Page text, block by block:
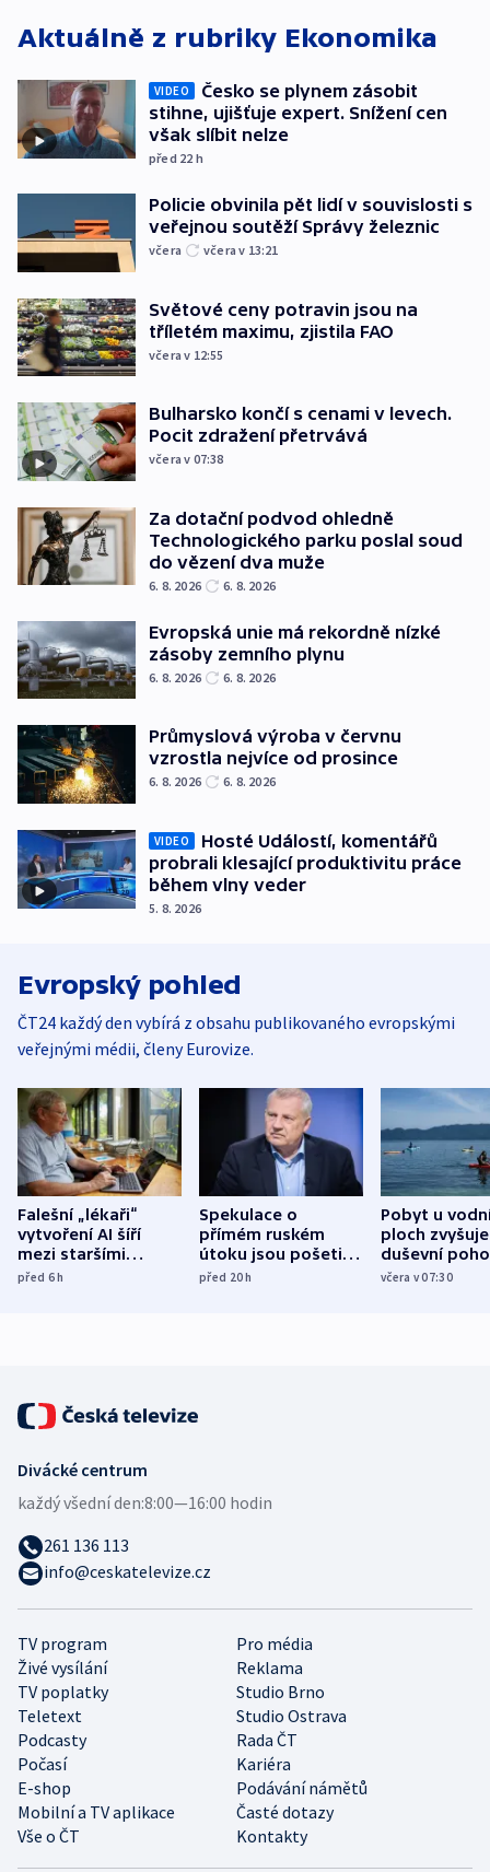
Aktuálně z rubriky Ekonomika
VIDEO
Česko se plynem zásobit
stihne, ujišťuje expert. Snížení cen
však slíbit nelze
před 22 h
Policie obvinila pět lidí v souvislosti s
veřejnou soutěží Správy železnic
včera včera v 13:21
Světové ceny potravin jsou na
tříletém maximu, zjistila FAO
včera v 12:55
Bulharsko končí s cenami v levech.
Pocit zdražení přetrvává
včera v 07:38
Za dotační podvod ohledně
Technologického parku poslal soud
do vězení dva muže
6. 8. 2026 6. 8. 2026
Evropská unie má rekordně nízké
zásoby zemního plynu
6. 8. 2026 6. 8. 2026
Průmyslová výroba v červnu
vzrostla nejvíce od prosince
6. 8. 2026 6. 8. 2026
VIDEO
Hosté Událostí, komentářů
probrali klesající produktivitu práce
během vlny veder
5. 8. 2026
Evropský pohled
ČT24 každý den vybírá z obsahu publikovaného evropskými
veřejnými médii, členy Eurovize.
Falešní „lékaři“
vytvoření AI šíří
mezi staršími
Poláky nebezpečné
před 6h
Spekulace o
přímém ruském
útoku jsou pošetilé,
míní estonský
před 20h
Pobyt u
ploch zvyšuje
duševní
ukázala
včera v 07:30
TV program
Pro média
Živé vysílání
Reklama
TV poplatky
Studio Brno
Teletext
Studio Ostrava
Podcasty
Rada ČT
Počasí
Kariéra
E-shop
Podávání námětů
Mobilní a TV aplikace
Časté dotazy
Vše o ČT
Kontakty
Divácké centrum
každý všední den:8:00—16:00 hodin
261 136 113
info@ceskatelevize.cz